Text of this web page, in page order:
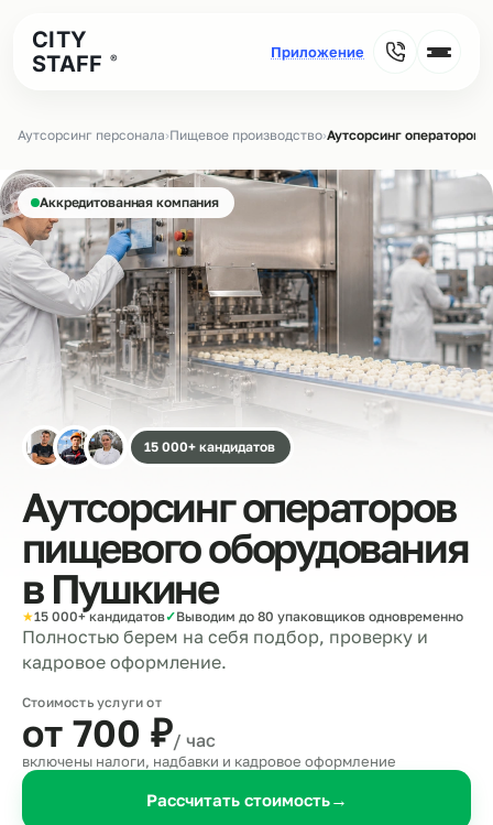
CITY
STAFF
®
Аутсорсинг персонала›Пищевое производство›Аутсорсинг операторов
Аккредитованная компания
15 000+ кандидатов
Аутсорсинг операторов
пищевого оборудования
в Пушкине
★15 000+ кандидатов✓Выводим до 80 упаковщиков одновременно
Полностью берем на себя подбор, проверку и
кадровое оформление.
Стоимость услуги от
от 700 ₽/ час
включены налоги, надбавки и кадровое оформление
Рассчитать стоимость→